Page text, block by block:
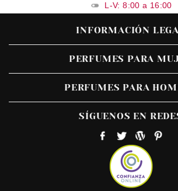
L-V: 8:00 a 16:00
INFORMACIÓN
PERFUMES PARA
PERFUMES PARA
SÍGUENOS EN